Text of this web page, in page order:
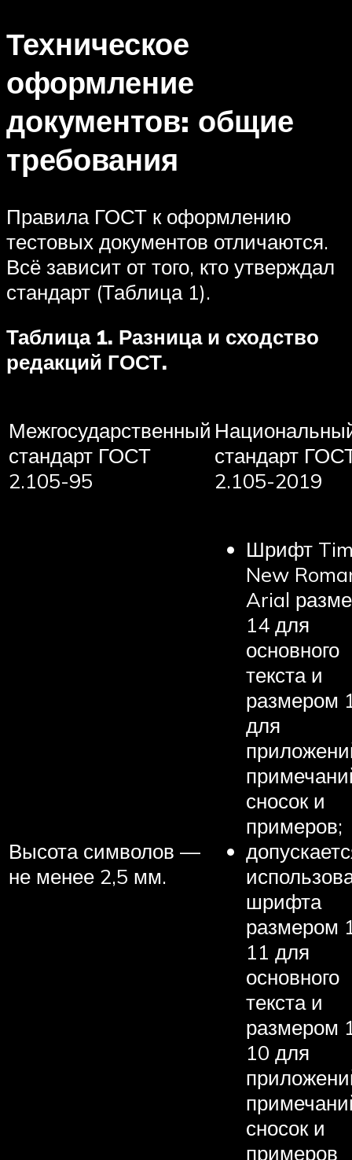
Техническое
оформление
документов: общие
требования
Правила ГОСТ к оформлению
тестовых документов отличаются.
Всё зависит от того, кто утверждал
стандарт (Таблица 1).
Таблица 1. Разница и сходство
редакций ГОСТ.
Межгосударственный
стандарт ГОСТ
2.105-95
стандарт
2.105-2019
Высота символов —
не менее 2,5 мм.
Шрифт
New
Arial
14 для
основного
текста и
размером
для
сносок и
примеров;
шрифта
размером
11 для
основного
текста и
размером
10 для
сносок и
примеров